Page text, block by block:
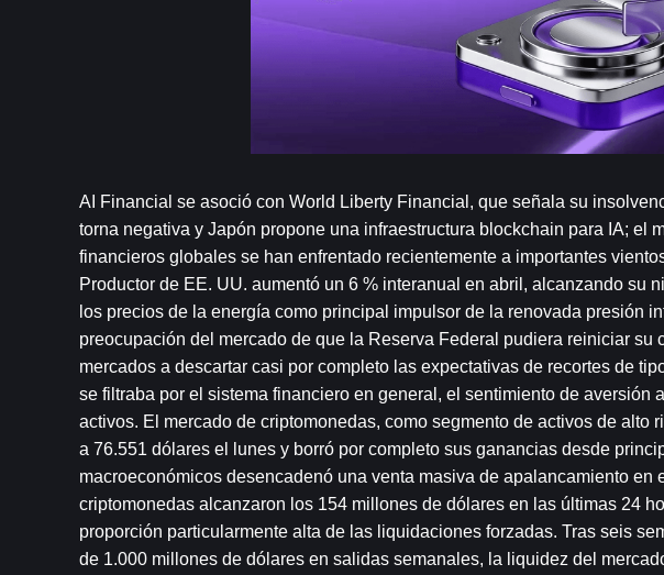
AI Financial se asoció con World Liberty Financial, que señala su
torna negativa y Japón propone una infraestructura blockchain para IA; el
financieros globales se han enfrentado recientemente a importantes
Productor de EE. UU. aumentó un 6 % interanual en abril, alcanzando su
los precios de la energía como principal impulsor de la renovada presión
preocupación del mercado de que la Reserva Federal pudiera reiniciar
mercados a descartar casi por completo las expectativas de recortes de
se filtraba por el sistema financiero en general, el sentimiento de
activos. El mercado de criptomonedas, como segmento de activos de
a 76.551 dólares el lunes y borró por completo sus ganancias desde
macroeconómicos desencadenó una venta masiva de apalancamiento
criptomonedas alcanzaron los 154 millones de dólares en las últimas 24
proporción particularmente alta de las liquidaciones forzadas. Tras seis
de 1.000 millones de dólares en salidas semanales, la liquidez del